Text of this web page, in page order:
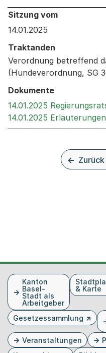
Behandelt an den
Sitzung vom
14.01.2025
Traktanden
Verordnung betreffend
(Hundeverordnung, SG
Dokumente
14.01.2025
14.01.2025
FusszeileKanton
Basel-
Stadt als
Arbeitgeber
& Karte
Gesetzessammlung
Veranstaltungen